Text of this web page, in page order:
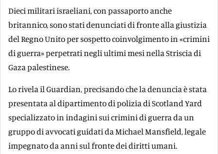
Dieci militari israeliani, con passaporto anche
britannico, sono stati denunciati di fronte alla giustizia
del Regno Unito per sospetto coinvolgimento in «crimini
di guerra» perpetrati negli ultimi mesi nella Striscia di
Gaza palestinese.
Lo rivela il Guardian, precisando che la denuncia è stata
presentata al dipartimento di polizia di Scotland Yard
specializzato in indagini sui crimini di guerra da un
gruppo di avvocati guidati da Michael Mansfield, legale
impegnato da anni sul fronte dei diritti umani.